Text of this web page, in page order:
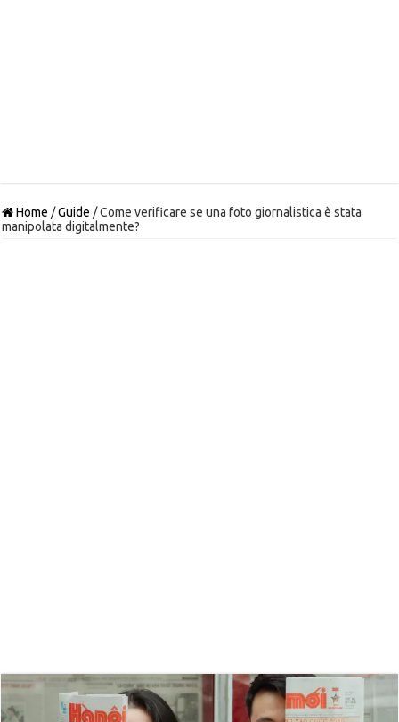
Home /Guide /Come verificare se una foto giornalistica è stata
manipolata digitalmente?